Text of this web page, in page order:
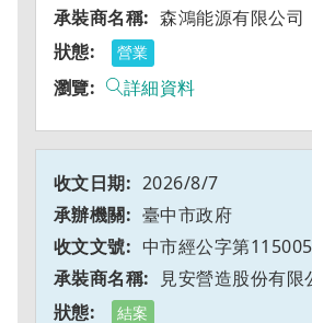
森鴻能源有限公司
營業
詳細資料
2026/8/7
臺中市政府
中市經公字第
見安營造股份有限
結案